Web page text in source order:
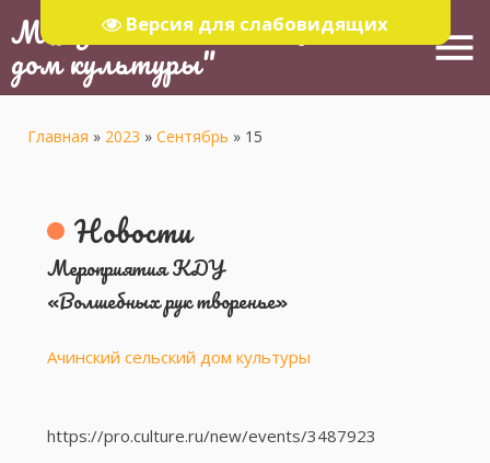
Версия для слабовидящих
МБУ "Тюлячинский Районный
дом культуры" menu
Главная » 2023 » Сентябрь » 15
Новости
Мероприятия КДУ
«Волшебных рук творенье»
Ачинский сельский дом культуры
https://pro.culture.ru/new/events/3487923